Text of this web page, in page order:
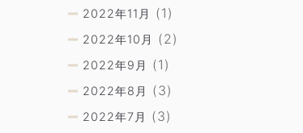
2022年11月 (1)
2022年10月 (2)
2022年9月 (1)
2022年8月 (3)
2022年7月 (3)